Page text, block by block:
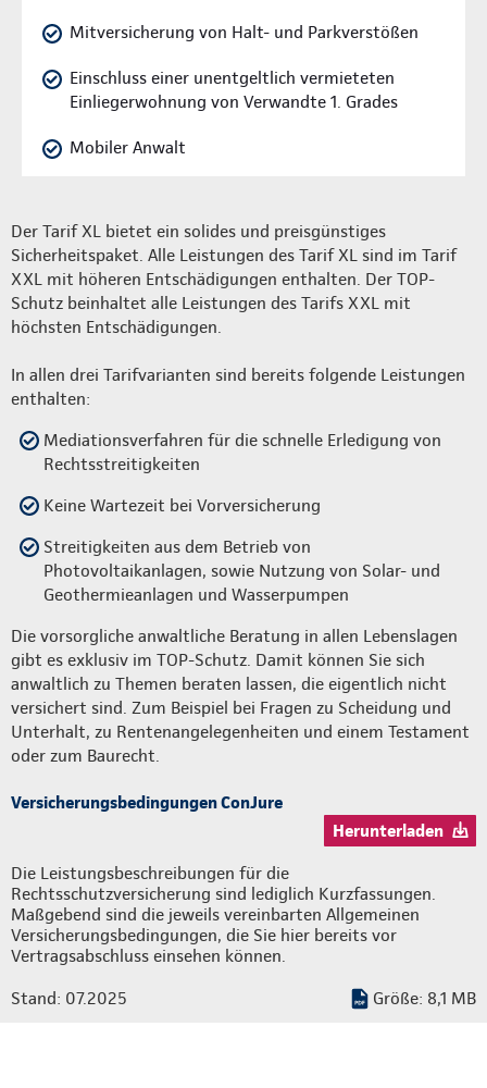
Mitversicherung von Halt- und Parkverstößen
Einschluss einer unentgeltlich vermieteten
Einliegerwohnung von Verwandte 1. Grades
Mobiler Anwalt
Der Tarif XL bietet ein solides und preisgünstiges
Sicherheitspaket. Alle Leistungen des Tarif XL sind im Tarif
XXL mit höheren Entschädigungen enthalten. Der TOP-
Schutz beinhaltet alle Leistungen des Tarifs XXL mit
höchsten Entschädigungen.
In allen drei Tarifvarianten sind bereits folgende Leistungen
enthalten:
Mediationsverfahren für die schnelle Erledigung von
Rechtsstreitigkeiten
Keine Wartezeit bei Vorversicherung
Streitigkeiten aus dem Betrieb von
Photovoltaikanlagen, sowie Nutzung von Solar- und
Geothermieanlagen und Wasserpumpen
Die vorsorgliche anwaltliche Beratung in allen Lebenslagen
gibt es exklusiv im TOP-Schutz. Damit können Sie sich
anwaltlich zu Themen beraten lassen, die eigentlich nicht
versichert sind. Zum Beispiel bei Fragen zu Scheidung und
Unterhalt, zu Rentenangelegenheiten und einem Testament
oder zum Baurecht.
Versicherungsbedingungen ConJure
Herunterladen
Die Leistungsbeschreibungen für die
Rechtsschutzversicherung sind lediglich Kurzfassungen.
Maßgebend sind die jeweils vereinbarten Allgemeinen
Versicherungsbedingungen, die Sie hier bereits vor
Vertragsabschluss einsehen können.
Stand: 07.2025 Größe: 8,1 MB